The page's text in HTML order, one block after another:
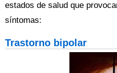
estados de salud que
síntomas:
Trastorno bipolar